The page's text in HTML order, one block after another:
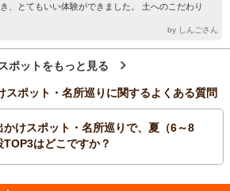
、とてもいい体験ができました。 土へのこだわり
by しんごさん
ポットをもっと見る
スポット・名所巡りに関するよくある質問
かけスポット・名所巡りで、夏（6～8
TOP3はどこですか？